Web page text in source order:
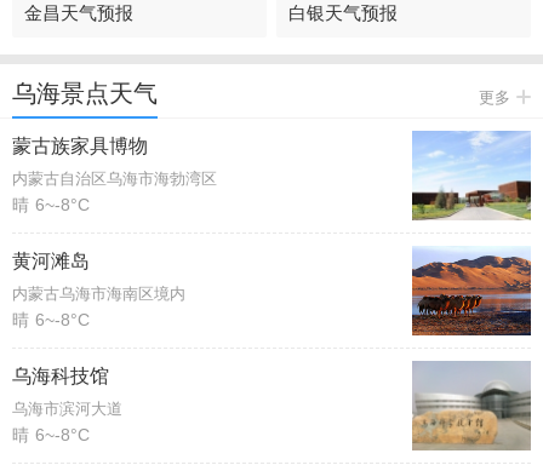
金昌天气预报 白银天气预报
乌海景点天气 更多
蒙古族家具博物
内蒙古自治区乌海市海勃湾区
晴 6~-8°C
黄河滩岛
内蒙古乌海市海南区境内
晴 6~-8°C
乌海科技馆
乌海市滨河大道
晴 6~-8°C